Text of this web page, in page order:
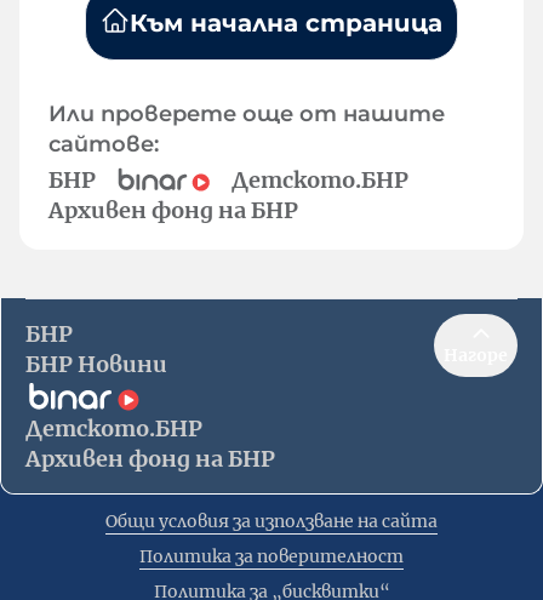
Към начална страница
Или проверете още от нашите
сайтове:
БНР
Детското.БНР
Архивен фонд на БНР
БНР
БНР Новини
Детското.БНР
Архивен фонд на БНР
Общи условия за използване на сайта
Политика за поверителност
Политика за „бисквитки“